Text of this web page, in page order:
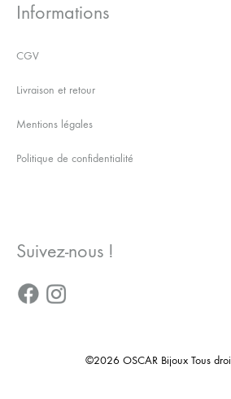
Informations
CGV
Livraison et retour
Mentions légales
Politique de confidentialité
Suivez-nous !
©2026 OSCAR Bijoux Tous